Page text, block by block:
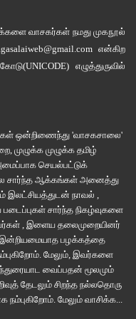
மீட்க வீட்டிற்குள்
இருக்கும். அவ்வாசத்தை
வரைந்தது. அடுப்பில்
முறைத்துக் கொண்டே
வாசகர்கள் நமது முகநூல்
என்கிற
எழுத்துருவில்
ஒன்றிணைந்து 'வாசகசாலை'
முழுக்க முழுக்க தமிழ்
செயல்பட்டுக்
சார்ந்த ஆக்கங்கள் அனைத்து
இலட்சியத்துடன் நாவல் ,
சார்ந்த நிகழ்வுகளை
, இளைய தலைமுறையினர்
இன்றியமையாத பழக்கத்தை
மேலும், இவர்களை
வைப்பதன் மூலமும்
தேடலும் சிறந்த நல்லதொரு
நம்புகிறோம். மேலும் வாசிக்க...